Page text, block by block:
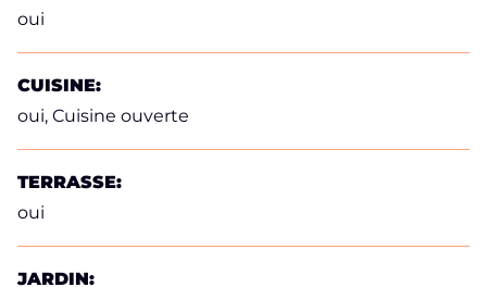
oui
CUISINE:
oui, Cuisine ouverte
TERRASSE:
oui
JARDIN: